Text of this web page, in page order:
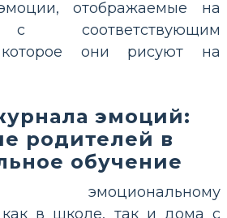
отображаемые на
с соответствующим
они рисуют на
эмоций:
родителей в
обучение
эмоциональному
в школе, так и дома с